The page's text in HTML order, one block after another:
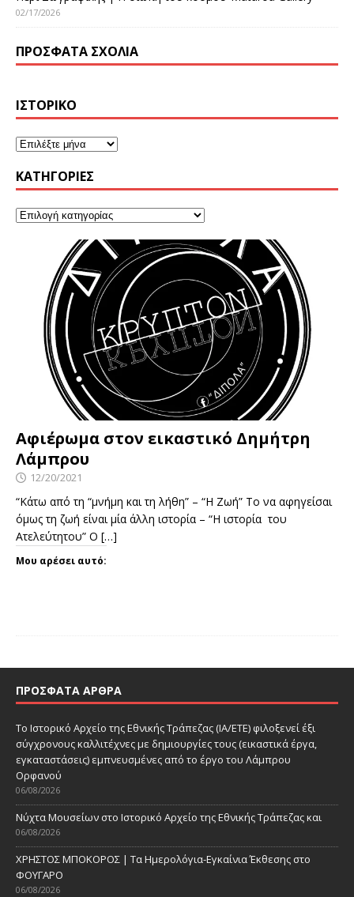
02/17/2026
ΠΡΌΣΦΑΤΑ ΣΧΌΛΙΑ
ΙΣΤΟΡΙΚΌ
KΑΤΗΓΟΡΊΕΣ
Αφιέρωμα στον εικαστικό Δημήτρη
Λάμπρου
12/20/2021
“Κάτω από τη “μνήμη και τη λήθη” – “Η Ζωή” Το να αφηγείσαι
όμως τη ζωή είναι μία άλλη ιστορία – “Η ιστορία του
Ατελεύτητου” Ο […]
Μου αρέσει αυτό:
ΠΡΌΣΦΑΤΑ ΆΡΘΡΑ
Το Ιστορικό Αρχείο της Εθνικής Τράπεζας (ΙΑ/ΕΤΕ) φιλοξενεί έξι
σύγχρονους καλλιτέχνες με δημιουργίες τους (εικαστικά έργα,
εγκαταστάσεις) εμπνευσμένες από το έργο του Λάμπρου
Ορφανού
06/08/2026
Νύχτα Μουσείων στο Ιστορικό Αρχείο της Εθνικής Τράπεζας και
06/08/2026
ΧΡΗΣΤΟΣ ΜΠΟΚΟΡΟΣ | Τα Ημερολόγια-Εγκαίνια Έκθεσης στο
ΦΟΥΓΑΡΟ
06/08/2026